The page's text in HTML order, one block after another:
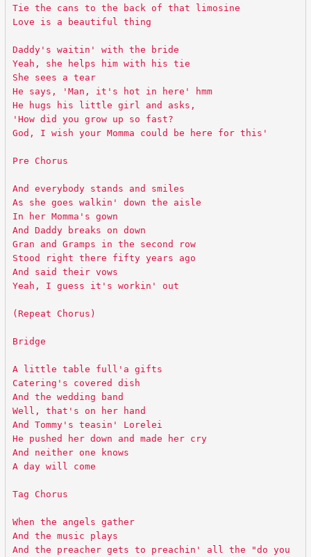
Tie the cans to the back of that limosine
Love is a beautiful thing
Daddy's waitin' with the bride
Yeah, she helps him with his tie
She sees a tear
He says, 'Man, it's hot in here' hmm
He hugs his little girl and asks,
'How did you grow up so fast?
God, I wish your Momma could be here for this'
Pre Chorus
And everybody stands and smiles
As she goes walkin' down the aisle
In her Momma's gown
And Daddy breaks on down
Gran and Gramps in the second row
Stood right there fifty years ago
And said their vows
Yeah, I guess it's workin' out
(Repeat Chorus)
Bridge
A little table full'a gifts
Catering's covered dish
And the wedding band
Well, that's on her hand
And Tommy's teasin' Lorelei
He pushed her down and made her cry
And neither one knows
A day will come
Tag Chorus
When the angels gather
And the music plays
And the preacher gets to preachin' all the "do you